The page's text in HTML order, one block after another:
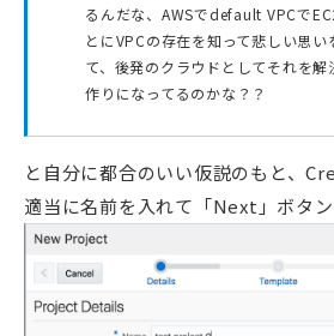
るんだな、AWSでdefault VPCで
とにVPCの存在を知って悲しい思
て、後発のクラウドとしてそれを解
作りになってるのかな？？
と自分に都合のいい仮説のもと、
適当に名前を入れて「Next」ボタン